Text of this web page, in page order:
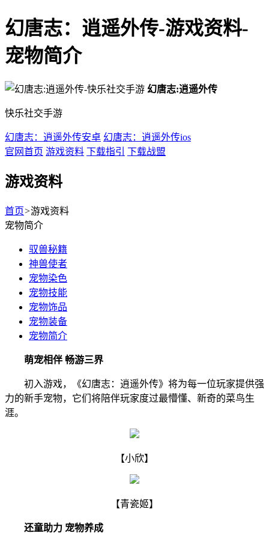
幻唐志：逍遥外传-游戏资料-
宠物简介
幻唐志:逍遥外传
快乐社交手游
幻唐志：逍遥外传安卓 幻唐志：逍遥外传ios
官网首页 游戏资料 下载指引 下载战盟
游戏资料
首页>游戏资料
宠物简介
驭兽秘籍
神兽使者
宠物染色
宠物技能
宠物饰品
宠物装备
宠物简介
萌宠相伴 畅游三界
初入游戏，《幻唐志：逍遥外传》将为每一位玩家提供强
力的新手宠物，它们将陪伴玩家度过最懵懂、新奇的菜鸟生
涯。
【小欣】
【青瓷姬】
还童助力 宠物养成